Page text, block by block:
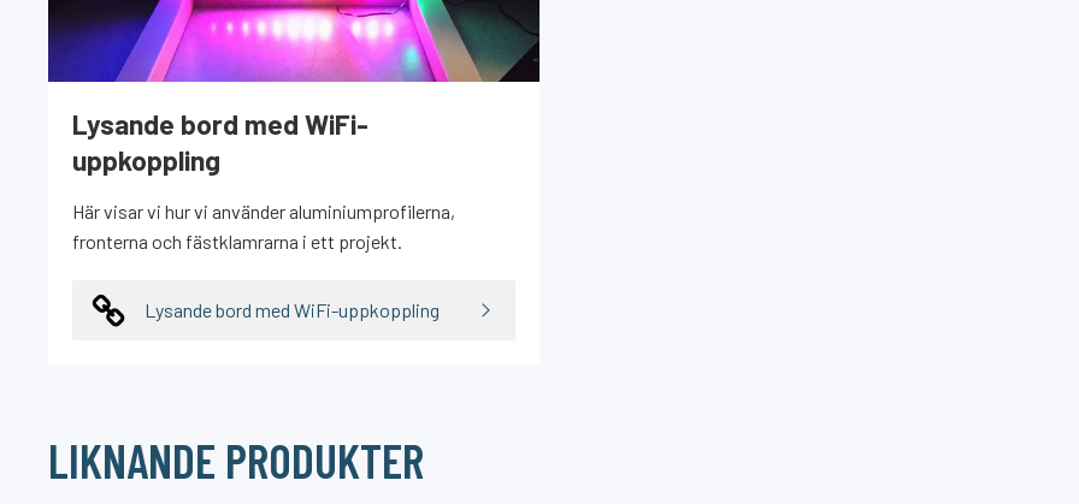
Lysande bord med WiFi-
uppkoppling
Här visar vi hur vi använder aluminiumprofilerna,
fronterna och fästklamrarna i ett projekt.
Lysande bord med WiFi-uppkoppling
LIKNANDE PRODUKTER